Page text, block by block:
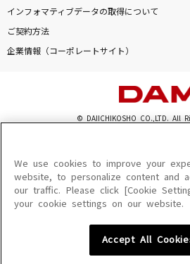
インフォマティブデータの取得について
ご契約方法
企業情報（コーポレートサイト）
© DAIICHIKOSHO CO.,LTD. All
このサイトに掲載されている一切の文章・画像・
を問わず、著作権法の定める範囲を超えて無断で複
を禁じます。
楽曲及びコンテンツは、機種によりご利用いただけ
楽曲及びコンテンツの配信日、配信内容が変更にな
We use cookies to improve your
website, to personalize content and
our traffic. Please click [Cookie
your cookie settings on our website.
Accept All